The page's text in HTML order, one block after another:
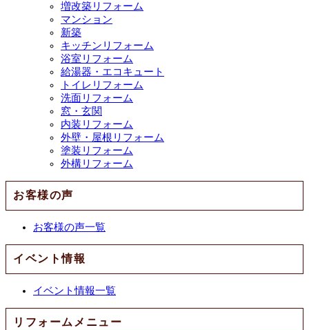
増改築リフォーム
マンション
新築
キッチンリフォーム
浴室リフォーム
給湯器・エコキュート
トイレリフォーム
洗面リフォーム
窓・玄関
内装リフォーム
外壁・屋根リフォーム
塗装リフォーム
外構リフォーム
お客様の声
お客様の声一覧
イベント情報
イベント情報一覧
リフォームメニュー